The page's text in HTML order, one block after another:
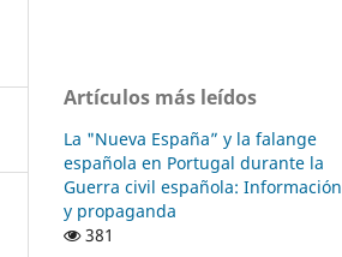
Artículos más leídos
La "Nueva España” y la falange
española en Portugal durante la
Guerra civil española: Información
y propaganda
381